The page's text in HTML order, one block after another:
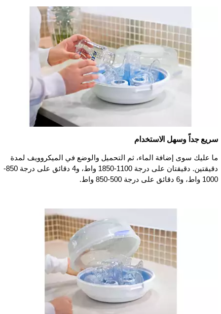
سريع جداً وسهل الاستخدام
ما عليك سوى إضافة الماء، ثم التحميل والوضع في الميكروويف لمدة
دقيقتين. دقيقتان على درجة 1100-1850 واط، و4 دقائق على درجة 850-
1000 واط، و6 دقائق على درجة 500-850 واط.